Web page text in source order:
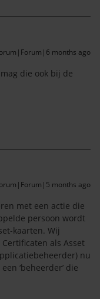
months ago
mag die ook bij de
months ago
met een actie die
persoon wordt
kaarten. Wij
als Asset
nu
‘beheerder’ die